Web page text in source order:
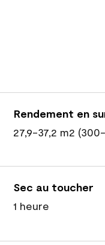
Rendement en
27,9-37,2 m2
Sec au toucher
1 heure